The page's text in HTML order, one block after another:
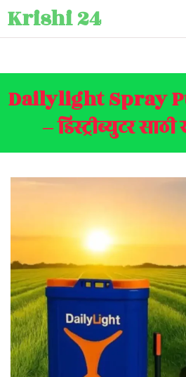
Krishi 24
Dailylight Spray
– डिस्ट्रीब्युटर